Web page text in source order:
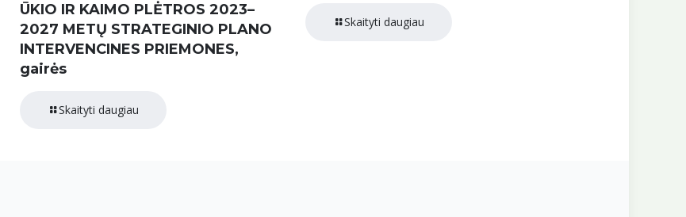
ŪKIO IR KAIMO PLĖTROS 2023–
2027 METŲ STRATEGINIO PLANO
INTERVENCINES PRIEMONES,
gairės
Skaityti daugiau
Skaityti daugiau